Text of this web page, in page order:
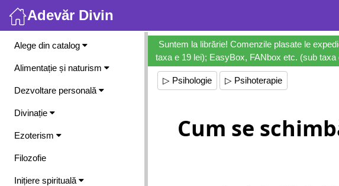
Adevăr Divin
Meniu
Alege din catalog
Alimentație și naturism
Dezvoltare personală
Divinație
Ezoterism
Filozofie
Inițiere spirituală
Suntem la librărie! Comenzile plasate le
taxa e 19 lei); EasyBox, FANbox etc. (sub
▷ Psihologie ▷ Psihoterapie
Cum se